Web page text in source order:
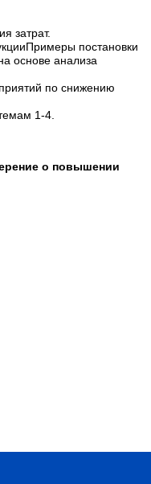
затрат.
постановки
основе анализа
по снижению
1-4.
о повышении